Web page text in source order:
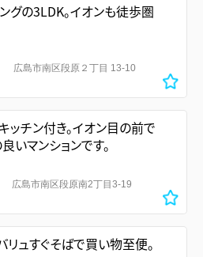
グの3LDK。イオンも徒歩圏
広島市南区段原２丁目 13-10
ッチン付き。イオン目の前で
いマンションです。
広島市南区段原南2丁目3-19
リュすぐそばで買い物至便。